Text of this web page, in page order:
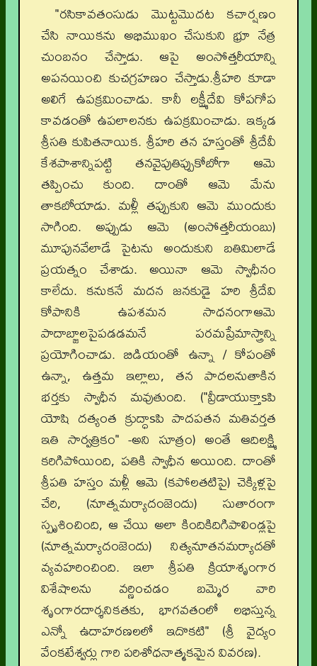
"రసికావతంసుడు మొట్టమొదట కచార్షణం
చేసి నాయికను అభిముఖం చేసుకుని భ్రూ నేత్ర
చుంబనం చేస్తాడు. ఆపై అంసోత్తరీయాన్ని
అపనయించి కుచగ్రహణం చేస్తాడు.శ్రీహరి కూడా
అలిగే ఉపక్రమించాడు. కానీ లక్ష్మీదేవి కోపగోప
కావడంతో ఉపలాలనకు ఉపక్రమించాడు. ఇక్కడ
శ్రీసతి కుపితనాయిక. శ్రీహరి తన హస్తంతో శ్రీదేవీ
కేశపాశాన్నిపట్టి తనవైపుతిప్పుకోబోగా ఆమె
తప్పించు కుంది. దాంతో ఆమె మేను
తాకబోయాడు. మళ్లీ తప్పుకుని ఆమె ముందుకు
సాగింది. అప్పుడు ఆమె (అంసోత్తరీయంబు)
మూపునవేలాడే పైటను అందుకుని బతిమిలాడే
ప్రయత్నం చేశాడు. అయినా ఆమె స్వాధీనం
కాలేదు. కనుకనే మదన జనకుడై హరి శ్రీదేవి
కోపానికి ఉపశమన సాధనంగాఆమె
పాదాబ్జాలపైపడడమనే పరమప్రేమాస్త్రాన్ని
ప్రయోగించాడు. బిడియంతో ఉన్నా / కోపంతో
ఉన్నా, ఉత్తమ ఇల్లాలు, తన పాదలనుతాకిన
భర్తకు స్వాధీన మవుతుంది. ("వ్రీడాయుక్తాsపి
యోషి దత్యంత క్రుద్ధాsపి పాదపతన మతివర్తత
ఇతి సార్వత్రికం" -అని సూత్రం) అంతే ఆదిలక్ష్మి
కరిగిపోయింది, పతికి స్వాధీన అయింది. దాంతో
శ్రీపతి హస్తం మళ్లీ ఆమె (కపోలతటిపై) చెక్కిళ్లపై
చేరి, (నూత్నమర్యాదంజెందు) సుతారంగా
స్పృశించింది, ఆ చేయి అలా కిందికిదిగిపాలిండ్లపై
(నూత్నమర్యాదంజెందు) నిత్యనూతనమర్యాదతో
వ్యవహరించింది. ఇలా శ్రీపతి క్రియాశృంగార
విశేషాలను వర్ణించడం బమ్మెర వారి
శృంగారదార్శనికతకు, భాగవతంలో లభిస్తున్న
ఎన్నో ఉదాహరణలలో ఇదొకటి" (శ్రీ వైద్యం
వేంకటేశ్వర్లు గారి పరిశోధనాత్మకమైన వివరణ).